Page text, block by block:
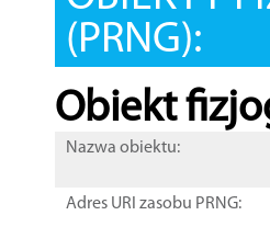
(PRNG):
Obiekt
Nazwa obiektu:
Adres URI zasobu PRNG: